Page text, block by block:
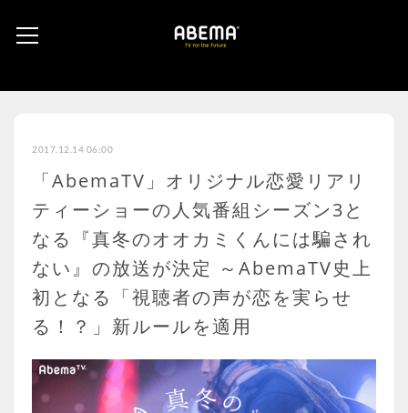
2017.12.14 06:00
「AbemaTV」オリジナル恋愛リアリ
ティーショーの人気番組シーズン3と
なる『真冬のオオカミくんには騙され
ない』の放送が決定 ～AbemaTV史上
初となる「視聴者の声が恋を実らせ
る！？」新ルールを適用